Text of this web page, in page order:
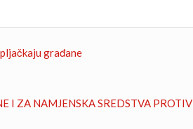
građane
I ZA NAMJENSKA SREDSTVA PROTIV